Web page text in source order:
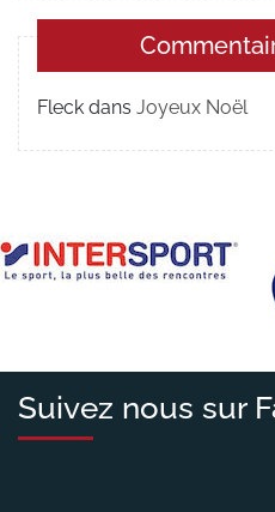
Fleck dans Joyeux Noël
Suivez nous sur